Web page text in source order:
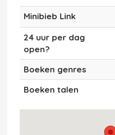
Minibieb Link
24 uur per dag
open?
Boeken genres
Boeken talen